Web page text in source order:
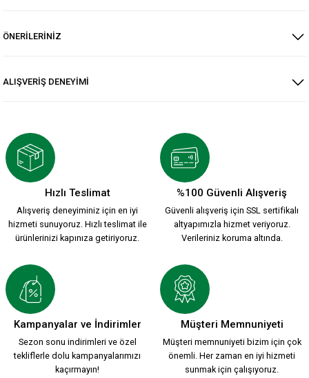
ÖNERİLERİNİZ
ALIŞVERİŞ DENEYİMİ
Hızlı Teslimat
Alışveriş deneyiminiz için en iyi
hizmeti sunuyoruz. Hızlı teslimat ile
ürünlerinizi kapınıza getiriyoruz.
%100 Güvenli Alışveriş
Güvenli alışveriş için SSL sertifikalı
altyapımızla hizmet veriyoruz.
Verileriniz koruma altında.
Kampanyalar ve İndirimler
Sezon sonu indirimleri ve özel
tekliflerle dolu kampanyalarımızı
kaçırmayın!
Müşteri Memnuniyeti
Müşteri memnuniyeti bizim için çok
önemli. Her zaman en iyi hizmeti
sunmak için çalışıyoruz.